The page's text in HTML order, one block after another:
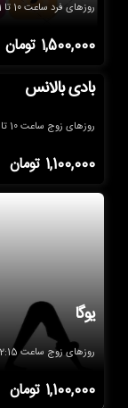
روزهای فرد ساعت 10 تا 11 صبح
1,500,000 تومان
بادی بالانس
روزهای زوج ساعت 10 تا 11
1,100,000 تومان
یوگا
روزهای زوج ساعت 12:15، تا 13:15 ظهر
1,100,000 تومان